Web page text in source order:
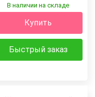
В наличии на складе
Купить
Быстрый заказ